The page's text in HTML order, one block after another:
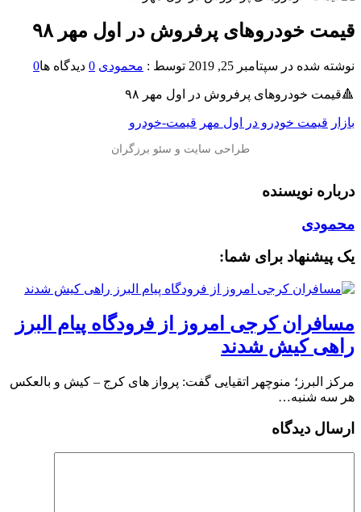
قیمت خودرو‌های پرفروش در اول مهر ۹۸
نوشته شده در سپتامبر 25, 2019 توسط : محمودی 0 دیدگاه ها0
🔺قیمت خودرو‌های پرفروش در اول مهر ۹۸
بازار قیمت خودرو در اول مهر قیمت-خودرو
درباره نویسنده
محمودی
یک پیشنهاد برای شما:
مسافران کرجی امروز از فرودگاه پیام البرز
راهی کیش شدند
مرکز البرز؛ منوچهر اتقیایی گفت: پرواز های کرج – کیش و بالعکس
هر سه شنبه…
ارسال دیدگاه